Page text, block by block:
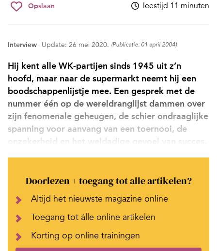
Opslaan leestijd 11 minuten
Interview Update: 26 mei 2020. (Publicatie: 01 april 2004)
Hij kent alle WK-partijen sinds 1945 uit z’n
hoofd, maar naar de supermarkt neemt hij een
boodschappenlijstje mee. Een gesprek met de
nummer één op de wereldranglijst dammen over
zijn fenomenale geheugen, de schier ondraaglijke
spanning voor aanvang van een toernooi, de
onzekerheid en het weldadige gevoel van succes.
Doorlezen + toegang tot alle artikelen?
Altijd het nieuwste magazine online
Toegang tot álle online artikelen
Korting op online trainingen